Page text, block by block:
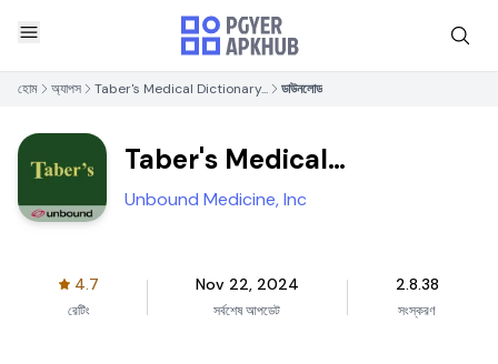
হোম অ্যাপস Taber's Medical Dictionary... ডাউনলোড
Taber's Medical
Dictionary...
Unbound Medicine, Inc
4.7
রেটিং
Nov 22, 2024
সর্বশেষ আপডেট
2.8.38
সংস্করণ